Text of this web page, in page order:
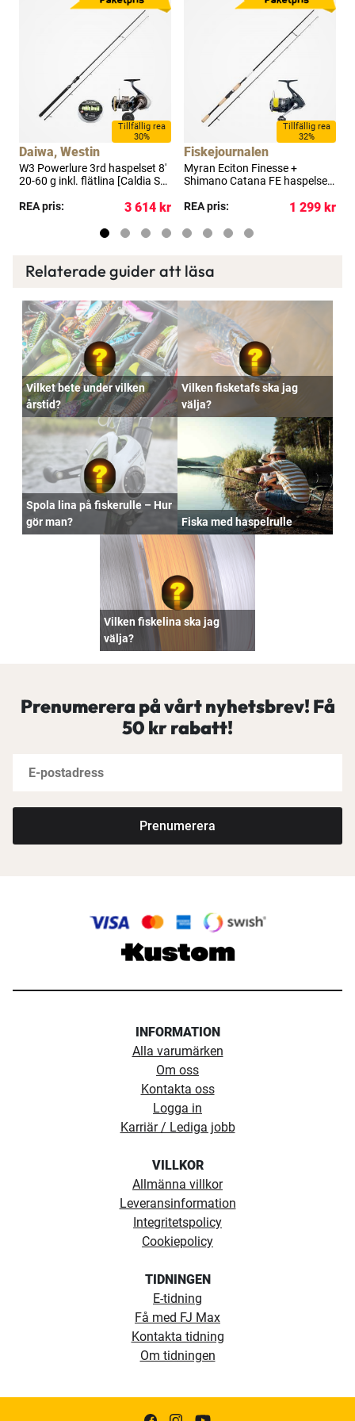
Tillfällig rea
30%
Daiwa, Westin
W3 Powerlure 3rd haspelset 8'
20-60 g inkl. flätlina [Caldia SW
REA pris:
3 614 kr
Tillfällig rea
32%
Fiskejournalen
Myran Eciton Finesse +
Shimano Catana FE haspelset
REA pris:
1 299 kr
Relaterade guider att läsa
Vilket bete under vilken
årstid?
Vilken fisketafs ska jag
välja?
Spola lina på fiskerulle – Hur
gör man?
Fiska med haspelrulle
Vilken fiskelina ska jag
välja?
Prenumerera på vårt nyhetsbrev! Få
50 kr rabatt!
Prenumerera
INFORMATION
Alla varumärken
Om oss
Kontakta oss
Logga in
Karriär / Lediga jobb
VILLKOR
Allmänna villkor
Leveransinformation
Integritetspolicy
Cookiepolicy
TIDNINGEN
E-tidning
Få med FJ Max
Kontakta tidning
Om tidningen